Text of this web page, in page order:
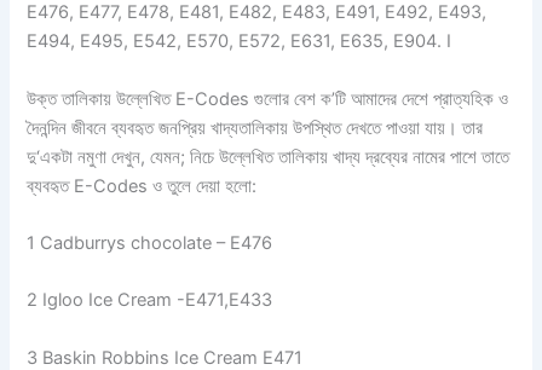
E476, E477, E478, E481, E482, E483, E491, E492, E493,
E494, E495, E542, E570, E572, E631, E635, E904. I
উক্ত তালিকায় উল্লেখিত E-Codes গুলোর বেশ ক’টি আমাদের দেশে প্রাত্যহিক ও
দৈনন্দিন জীবনে ব্যবহৃত জনপ্রিয় খাদ্যতালিকায় উপস্থিত দেখতে পাওয়া যায়। তার
দু‘একটা নমুণা দেখুন, যেমন; নিচে উল্লেখিত তালিকায় খাদ্য দ্রব্যের নামের পাশে তাতে
ব্যবহৃত E-Codes ও তুলে দেয়া হলো:
1 Cadburrys chocolate – E476
2 Igloo Ice Cream -E471,E433
3 Baskin Robbins Ice Cream E471